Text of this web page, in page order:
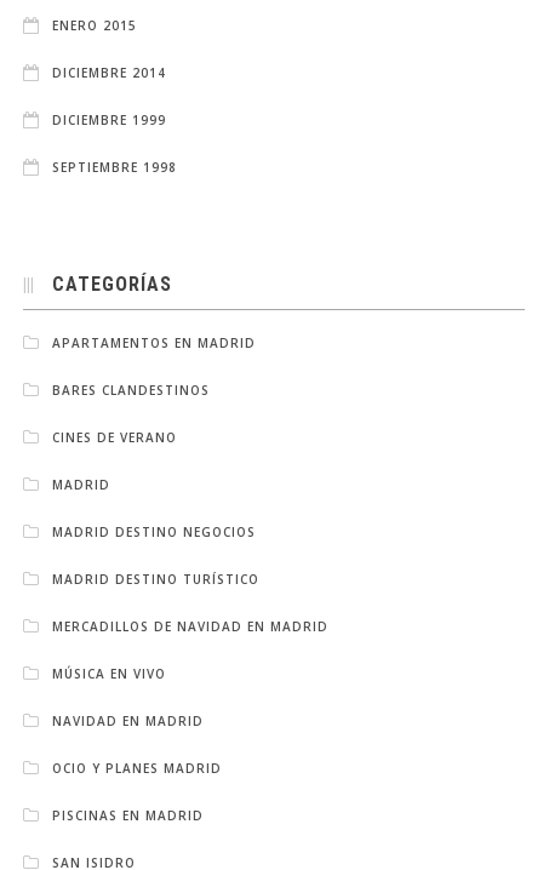
ENERO 2015
DICIEMBRE 2014
DICIEMBRE 1999
SEPTIEMBRE 1998
CATEGORÍAS
APARTAMENTOS EN MADRID
BARES CLANDESTINOS
CINES DE VERANO
MADRID
MADRID DESTINO NEGOCIOS
MADRID DESTINO TURÍSTICO
MERCADILLOS DE NAVIDAD EN MADRID
MÚSICA EN VIVO
NAVIDAD EN MADRID
OCIO Y PLANES MADRID
PISCINAS EN MADRID
SAN ISIDRO